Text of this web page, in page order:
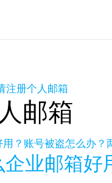
注册个人邮箱
邮箱
业邮箱